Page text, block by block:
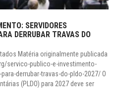
SERVIDORES
DERRUBAR TRAVAS DO
Matéria originalmente publicada
servico-publico-e-investimento-
derrubar-travas-do-pldo-2027/ O
(PLDO) para 2027 deve ser